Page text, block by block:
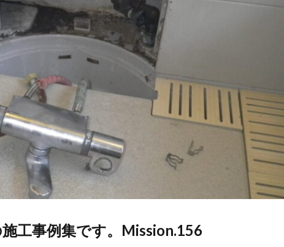
施工事例集です。Mission.156